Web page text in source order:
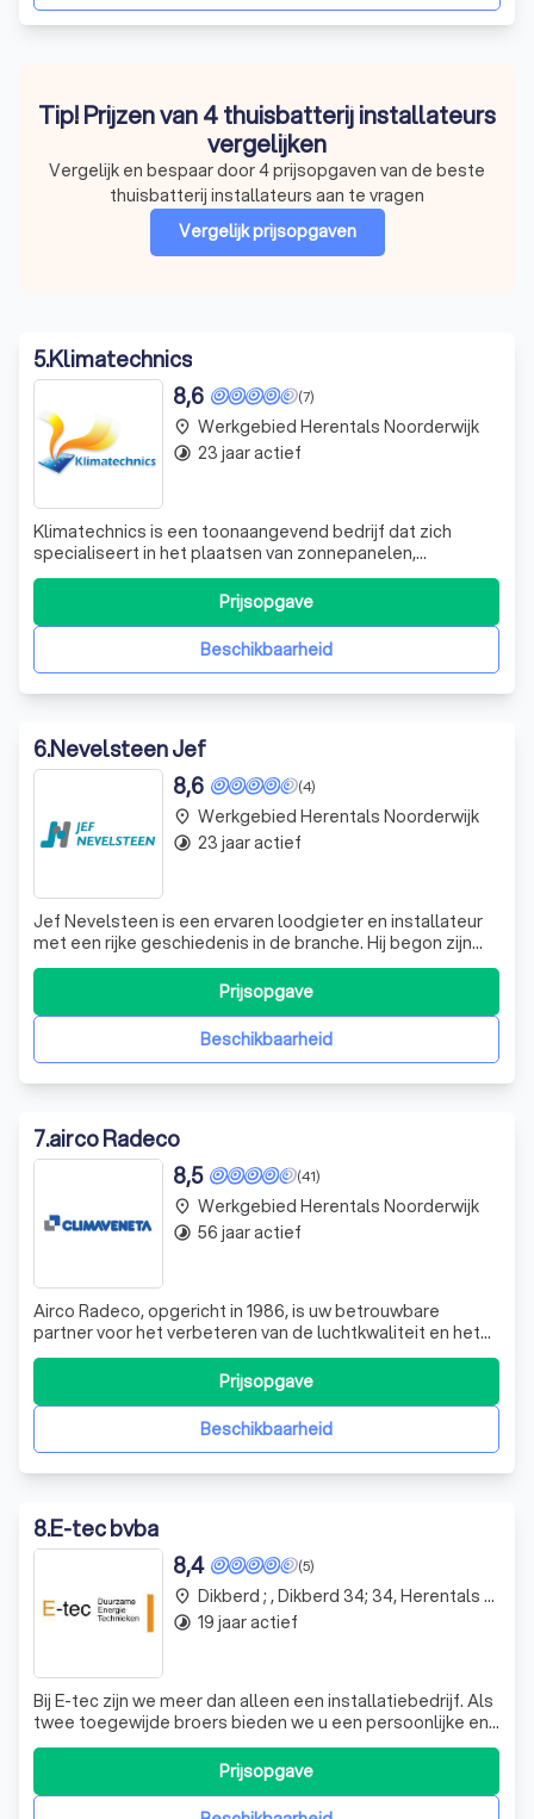
Tip! Prijzen van 4 thuisbatterij installateurs
vergelijken
Vergelijk en bespaar door 4 prijsopgaven van de beste
thuisbatterij installateurs aan te vragen
Vergelijk prijsopgaven
5.Klimatechnics
(7)
8,6
Klimatechnics is een toonaangevend bedrijf dat zich
specialiseert in het plaatsen van zonnepanelen,
verwarming en andere HVAC-installaties. Wij bedienen
zowel particuliere als industriële klanten met onze
hoogwaardige diensten. Als een dynamisch en
vooruitstrevend bedrijf, zijn we altijd op de hoogt
Beschikbaarheid
Prijsopgave
place Werkgebied Herentals Noorderwijk
timelapse 23 jaar actief
6.Nevelsteen Jef
(4)
8,6
Jef Nevelsteen is een ervaren loodgieter en installateur
met een rijke geschiedenis in de branche. Hij begon zijn
carrière in 1991, toen hij in de leer ging bij zijn vader, ook
een loodgieter. Na 12 jaar ervaring opgedaan te hebben,
besloot Jef in 2003 zijn eigen zaak te starten. Jef
Beschikbaarheid
Prijsopgave
place Werkgebied Herentals Noorderwijk
timelapse 23 jaar actief
7.airco Radeco
(41)
8,5
Airco Radeco, opgericht in 1986, is uw betrouwbare
partner voor het verbeteren van de luchtkwaliteit en het
algemene klimaat in uw woning, winkel, kantoor,
productieruimtes en sportcentra. Wij zijn gespecialiseerd
in het filteren van stof, pollen en huismijt om de lucht
geschikter te maken om in teBeschikbaarheid
Prijsopgave
place Werkgebied Herentals Noorderwijk
timelapse 56 jaar actief
8.E-tec bvba
(5)
8,4
Bij E-tec zijn we meer dan alleen een installatiebedrijf. Als
twee toegewijde broers bieden we u een persoonlijke en
directe service, van het eerste verkennende gesprek tot
de nodige nazorg aan uw installatie. Onze expertise ligt in
het installeren, onderhouden en herstellen van uw cv,
Prijsopgave
place Dikberd ; , Dikberd 34; 34, Herentals Noorderwijk
timelapse 19 jaar actief